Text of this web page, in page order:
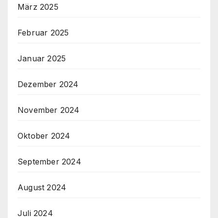
März 2025
Februar 2025
Januar 2025
Dezember 2024
November 2024
Oktober 2024
September 2024
August 2024
Juli 2024